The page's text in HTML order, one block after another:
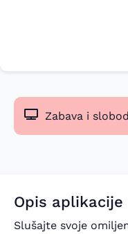
Zabava i
Opis aplikacije
Slušajte svoje